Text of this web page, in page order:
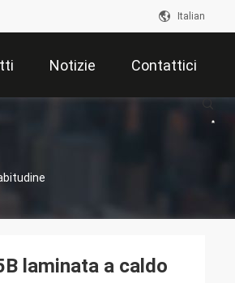
Italian
Notizie Contattici
laminata a caldo